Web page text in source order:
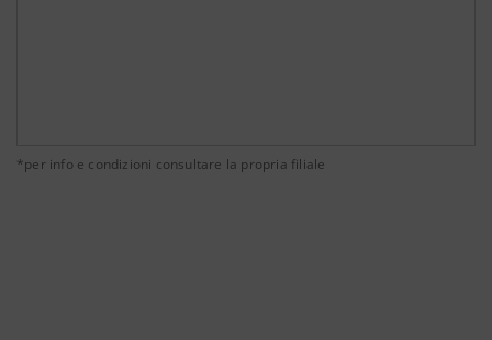
*per info e condizioni consultare la propria filiale